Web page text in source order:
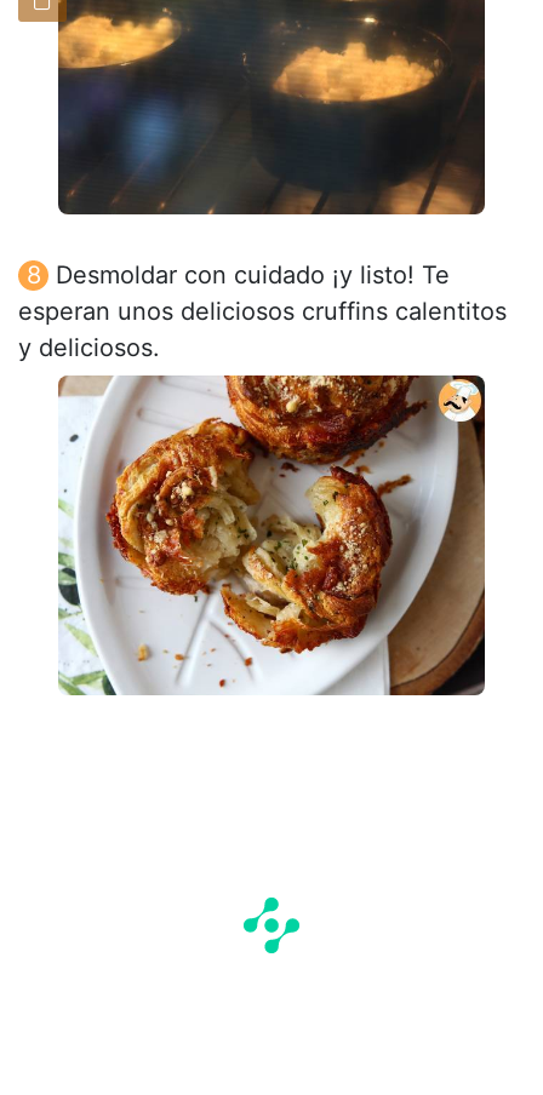
Desmoldar con cuidado ¡y listo! Te
esperan unos deliciosos cruffins calentitos
y deliciosos.